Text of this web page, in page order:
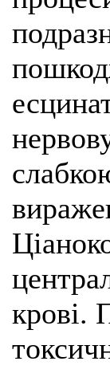
крові.